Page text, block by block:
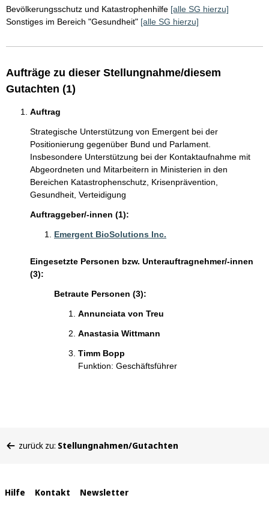
Bevölkerungsschutz und Katastrophenhilfe [alle SG hierzu]
Sonstiges im Bereich "Gesundheit" [alle SG hierzu]
Aufträge zu dieser Stellungnahme/diesem
Gutachten (1)
Auftrag
Strategische Unterstützung von Emergent bei der
Positionierung gegenüber Bund und Parlament.
Insbesondere Unterstützung bei der Kontaktaufnahme mit
Abgeordneten und Mitarbeitern in Ministerien in den
Bereichen Katastrophenschutz, Krisenprävention,
Gesundheit, Verteidigung
Auftraggeber/-innen (1):
Emergent BioSolutions Inc.
Eingesetzte Personen bzw. Unterauftragnehmer/-innen
(3):
Betraute Personen (3):
Annunciata von Treu
Anastasia Wittmann
Timm Bopp
Funktion: Geschäftsführer
befinden
zurück zu: Stellungnahmen/Gutachten
Interne
Hilfe Kontakt Newsletter